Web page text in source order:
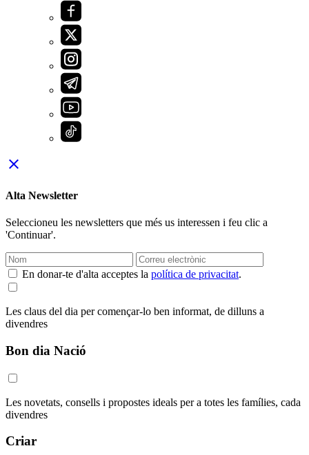
close
Alta Newsletter
Seleccioneu les newsletters que més us interessen i feu clic a
'Continuar'.
En donar-te d'alta acceptes la política de privacitat.
Les claus del dia per començar-lo ben informat, de dilluns a
divendres
Bon dia Nació
Les novetats, consells i propostes ideals per a totes les famílies, cada
divendres
Criar